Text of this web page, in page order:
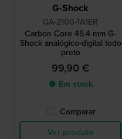
G-Shock
GA-2100-1A1ER
Carbon Core 45.4 mm G-
Shock analógico-digital todo
preto
99,90 €
● Em stock
Comparar
Ver produto